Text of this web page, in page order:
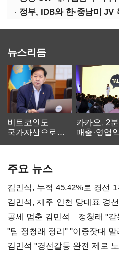
정부, IDB와 한·중남미 JV
뉴스리듬
비트코인도
국가자산으로…'
카카오, 2분
매출·영업
주요 뉴스
김민석, 누적 45.42%로 경선
0.86%p(2보)
김민석, 제주·인천 당대표 경
공세 멈춘 김민석…정청래 "갈
"팀 정청래 정리" "이중잣대
다툼 격화
김민석 "경선갈등 완전 제로